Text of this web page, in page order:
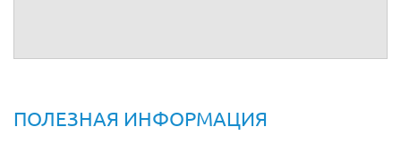
ПОЛЕЗНАЯ ИНФОРМАЦИЯ